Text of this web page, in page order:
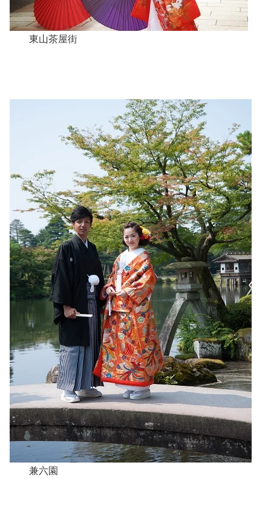
東山茶屋街
兼六園